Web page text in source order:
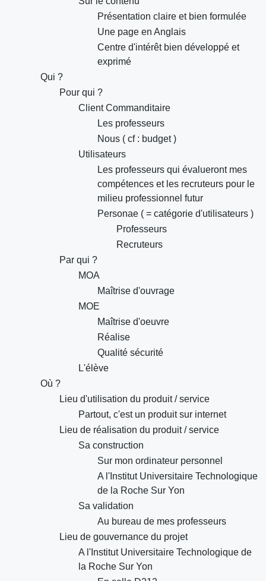
Présentation claire et bien formulée
Une page en Anglais
Centre d'intérêt bien développé et
exprimé
Qui ?
Pour qui ?
Client Commanditaire
Les professeurs
Nous ( cf : budget )
Utilisateurs
Les professeurs qui évalueront mes
compétences et les recruteurs pour le
milieu professionnel futur
Personae ( = catégorie d'utilisateurs )
Professeurs
Recruteurs
Par qui ?
MOA
Maîtrise d'ouvrage
MOE
Maîtrise d'oeuvre
Réalise
Qualité sécurité
L'élève
Où ?
Lieu d'utilisation du produit / service
Partout, c'est un produit sur internet
Lieu de réalisation du produit / service
Sa construction
Sur mon ordinateur personnel
A l'Institut Universitaire Technologique
de la Roche Sur Yon
Sa validation
Au bureau de mes professeurs
Lieu de gouvernance du projet
A l'Institut Universitaire Technologique de
la Roche Sur Yon